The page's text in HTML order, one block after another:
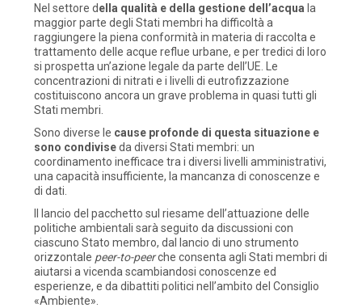
Nel settore della qualità e della gestione dell’acqua la
maggior parte degli Stati membri ha difficoltà a
raggiungere la piena conformità in materia di raccolta e
trattamento delle acque reflue urbane, e per tredici di loro
si prospetta un’azione legale da parte dell’UE. Le
concentrazioni di nitrati e i livelli di eutrofizzazione
costituiscono ancora un grave problema in quasi tutti gli
Stati membri.
Sono diverse le cause profonde di questa situazione e
sono condiviseda diversi Stati membri: un
coordinamento inefficace tra i diversi livelli amministrativi,
una capacità insufficiente, la mancanza di conoscenze e
di dati.
Il lancio del pacchetto sul riesame dell’attuazione delle
politiche ambientali sarà seguito da discussioni con
ciascuno Stato membro, dal lancio di uno strumento
orizzontale peer-to-peerche consenta agli Stati membri di
aiutarsi a vicenda scambiandosi conoscenze ed
esperienze, e da dibattiti politici nell’ambito del Consiglio
«Ambiente».